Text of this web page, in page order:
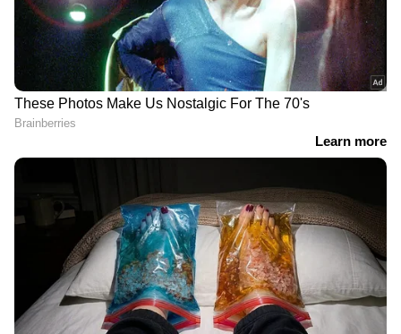
ലഭിക്കാൻAsianet News Malayalam